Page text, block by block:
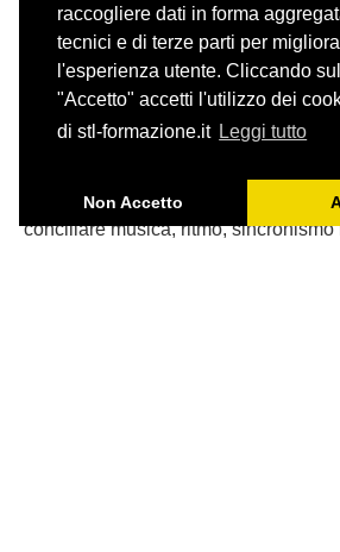
raccogliere dati in forma
tecnici e di terze parti per
l'esperienza utente. Cliccando
"Accetto" accetti l'utilizzo dei
di stl-formazione.it Leggi tutto
Non Accetto
Adattare una
Tradurre una canzone per il
conciliare musica, ritmo,